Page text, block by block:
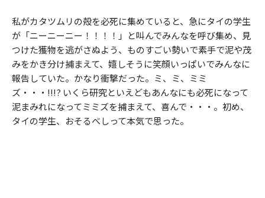
私がカタツムリの殻を必死に集めていると、急にタイの学生
が「ニーニーニー！！！！」と叫んでみんなを呼び集め、見
つけた獲物を逃がさぬよう、ものすごい勢いで素手で泥や茂
みをかき分け捕まえて、嬉しそうに笑顔いっぱいでみんなに
報告していた。かなり衝撃だった。ミ、ミ、ミミ
ズ・・・!!!? いくら研究といえどもあんなにも必死になって
泥まみれになってミミズを捕まえて、喜んで・・・。初め、
タイの学生、おそるべしって本気で思った。